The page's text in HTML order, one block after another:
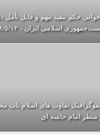
حکم تنفیذ مهم و قابل تأمل
اسلامی ایران‌ - ۱۳۸۸/۵/۱۲
تفاوت های اسلام ناب
منظر امام خامنه ای